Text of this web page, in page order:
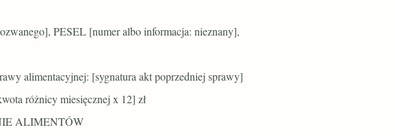
PESEL [numer albo informacja: nieznany],
alimentacyjnej: [sygnatura akt poprzedniej sprawy]
różnicy miesięcznej x 12] zł
ALIMENTÓW